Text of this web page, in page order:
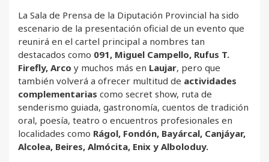
La Sala de Prensa de la Diputación Provincial ha sido
escenario de la presentación oficial de un evento que
reunirá en el cartel principal a nombres tan
destacados como 091, Miguel Campello, Rufus T.
Firefly, Arco y muchos más en Laujar, pero que
también volverá a ofrecer multitud de actividades
complementarias como secret show, ruta de
senderismo guiada, gastronomía, cuentos de tradición
oral, poesía, teatro o encuentros profesionales en
localidades como Rágol, Fondón, Bayárcal, Canjáyar,
Alcolea, Beires, Almócita, Enix y Alboloduy.